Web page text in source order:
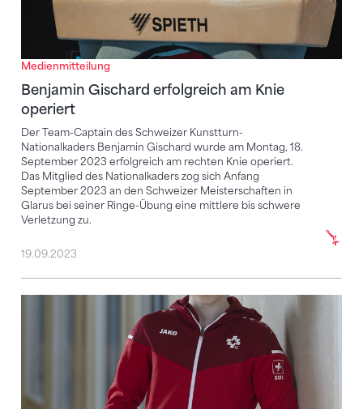
Medienmitteilung
Benjamin Gischard erfolgreich am Knie
operiert
Der Team-Captain des Schweizer Kunstturn-
Nationalkaders Benjamin Gischard wurde am Montag, 18.
September 2023 erfolgreich am rechten Knie operiert.
Das Mitglied des Nationalkaders zog sich Anfang
September 2023 an den Schweizer Meisterschaften in
Glarus bei seiner Ringe-Übung eine mittlere bis schwere
Verletzung zu.
19.09.2023
Schulter-OP zwingt Livia Schmid zur Pause